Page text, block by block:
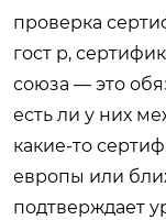
проверка
гост р,
союза — это
есть ли у них
какие-то
европы или
подтверждает